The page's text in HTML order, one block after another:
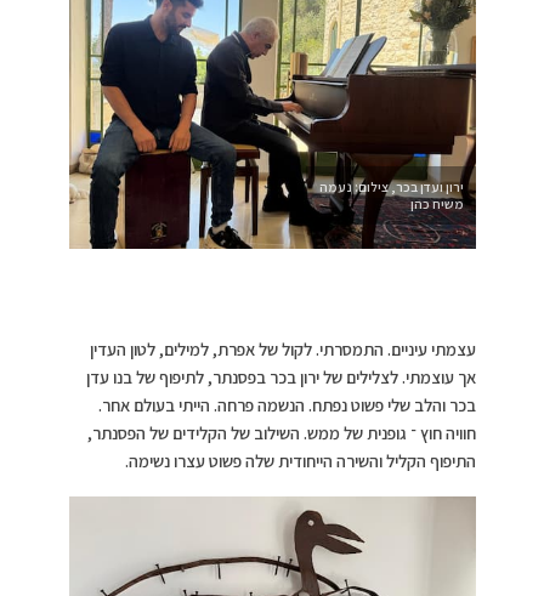
ירון ועדן בכר, צילום: נעמה
משיח כהן
עצמתי עיניים. התמסרתי. לקול של אפרת, למילים, לטון העדין
אך עוצמתי. לצלילים של ירון בכר בפסנתר, לתיפוף של בנו עדן
בכר והלב שלי פשוט נפתח. הנשמה פרחה. הייתי בעולם אחר.
חוויה חוץ ־ גופנית של ממש. השילוב של הקלידים של הפסנתר,
התיפוף הקליל והשירה הייחודית שלה פשוט עצרו נשימה.